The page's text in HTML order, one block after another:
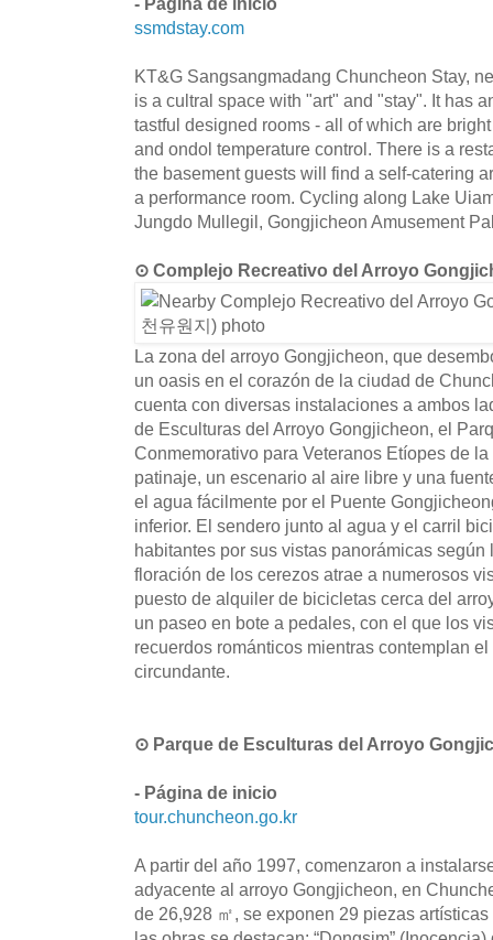
ssmdstay.com
KT&G Sangsangmadang Chuncheon Stay,
is a cultral space with "art" and "stay". It has
tastful designed rooms - all of which are
and ondol temperature control. There is a
the basement guests will find a self-catering
a performance room. Cycling along Lake
Jungdo Mullegil, Gongjicheon Amusement
⊙ Complejo Recreativo del Arroyo
La zona del arroyo Gongjicheon, que
un oasis en el corazón de la ciudad de
cuenta con diversas instalaciones a ambos
de Esculturas del Arroyo Gongjicheon, el
Conmemorativo para Veteranos Etíopes de
patinaje, un escenario al aire libre y una
el agua fácilmente por el Puente
inferior. El sendero junto al agua y el carril
habitantes por sus vistas panorámicas
floración de los cerezos atrae a numerosos
puesto de alquiler de bicicletas cerca del
un paseo en bote a pedales, con el que los
recuerdos románticos mientras contemplan
circundante.
⊙ Parque de Esculturas del Arroyo
- Página de inicio
tour.chuncheon.go.kr
A partir del año 1997, comenzaron a
adyacente al arroyo Gongjicheon, en
de 26,928 ㎡, se exponen 29 piezas